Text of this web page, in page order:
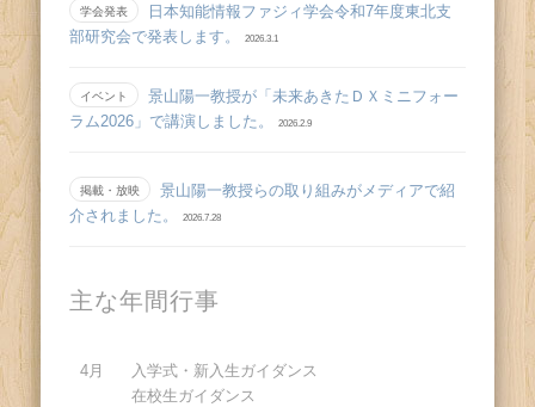
学会発表
日本知能情報ファジィ学会令和7年度東北支
部研究会で発表します。
2026.3.1
イベント
景山陽一教授が「未来あきたＤＸミニフォー
ラム2026」で講演しました。
2026.2.9
掲載・放映
景山陽一教授らの取り組みがメディアで紹
介されました。
2026.7.28
主な年間行事
4月
入学式・新入生ガイダンス
在校生ガイダンス